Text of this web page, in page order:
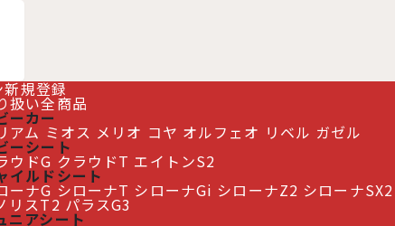
新規登録
扱い全商品
ーカー
アム ミオス メリオ コヤ オルフェオ リベル ガゼル
ーシート
ウドG クラウドT エイトンS2
イルドシート
ーナG シローナT シローナGi シローナZ2 シローナSX2
リスT2 パラスG3
ニアシート
CB-CLFO-524001001]